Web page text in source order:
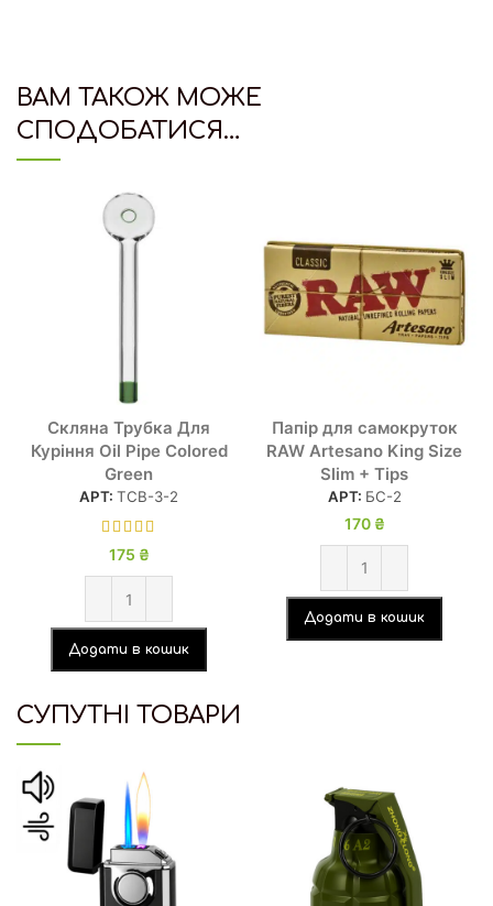
ВАМ ТАКОЖ МОЖЕ
СПОДОБАТИСЯ…
Скляна Трубка Для
Куріння Oil Pipe Colored
Green
АРТ: ТСВ-3-2
175 ₴
Додати в кошик
Папір для самокруток
RAW Artesano King Size
Slim + Tips
АРТ: БС-2
170 ₴
Додати в кошик
СУПУТНІ ТОВАРИ